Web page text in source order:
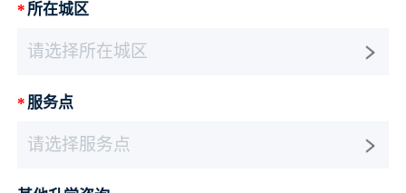
*所在城区
请选择所在城区
* 服务点
请选择服务点